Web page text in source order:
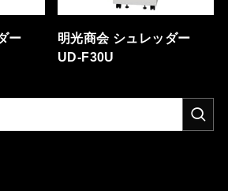
ー
明光商会 シュレッダー
UD-F30U